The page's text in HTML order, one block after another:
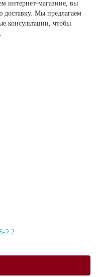
интернет-магазине, вы
доставку. Мы предлагаем
консультации, чтобы
2.2